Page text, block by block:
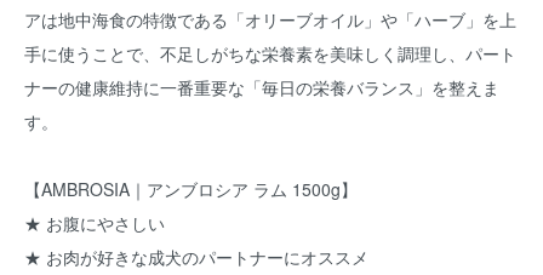
アは地中海食の特徴である「オリーブオイル」や「ハーブ」を上
手に使うことで、不足しがちな栄養素を美味しく調理し、パート
ナーの健康維持に一番重要な「毎日の栄養バランス」を整えま
す。
【AMBROSIA｜アンブロシア ラム 1500g】
★ お腹にやさしい
★ お肉が好きな成犬のパートナーにオススメ